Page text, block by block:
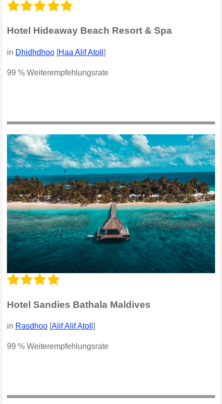
Hotel Hideaway Beach Resort & Spa
in Dhidhdhoo[Haa Alif Atoll ]
99 % Weiterempfehlungsrate
Hotel Sandies Bathala Maldives
in Rasdhoo[Alif Alif Atoll ]
99 % Weiterempfehlungsrate